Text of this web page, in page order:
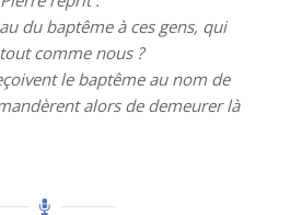
du baptême à ces gens, qui
comme nous ?
le baptême au nom de
alors de demeurer là